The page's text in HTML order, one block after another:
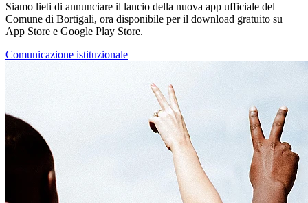
Siamo lieti di annunciare il lancio della nuova app ufficiale del
Comune di Bortigali, ora disponibile per il download gratuito su
App Store e Google Play Store.
Comunicazione istituzionale